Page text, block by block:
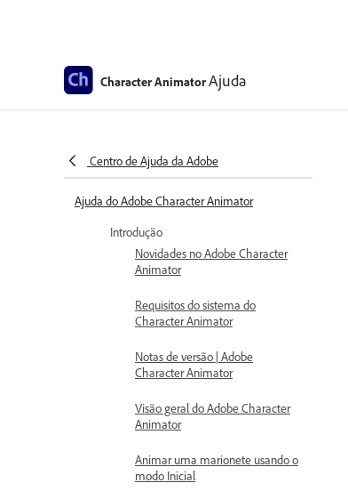
Character AnimatorAjuda
Centro de Ajuda da Adobe
Ajuda do Adobe Character Animator
Introdução
Novidades no Adobe Character
Animator
Requisitos do sistema do
Character Animator
Notas de versão | Adobe
Character Animator
Visão geral do Adobe Character
Animator
Animar uma marionete usando o
modo Inicial